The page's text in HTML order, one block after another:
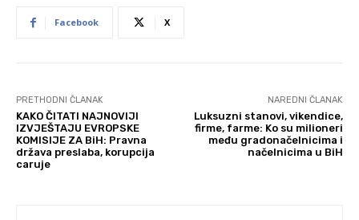
Facebook X
PRETHODNI ČLANAK
KAKO ČITATI NAJNOVIJI
IZVJEŠTAJU EVROPSKE
KOMISIJE ZA BiH: Pravna
država preslaba, korupcija
caruje
NAREDNI ČLANAK
Luksuzni stanovi, vikendice,
firme, farme: Ko su milioneri
među gradonačelnicima i
načelnicima u BiH